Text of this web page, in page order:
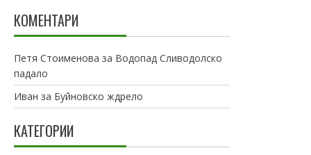
КОМЕНТАРИ
Петя Стоименова за Водопад Сливодолско
падало
Иван за Буйновско ждрело
КАТЕГОРИИ